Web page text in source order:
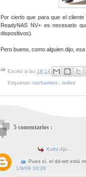
Por cierto que para que el
ReadyNAS NV+ es necesario
dispositivos).
Pero bueno, como alguien dijo, esa
Escrito a las 16:14
Etiquetas: cacharritos , redes
5 comentarios :
Xuthl dijo...
Pues sí, el dd-wrt está
1/9/09 10:28